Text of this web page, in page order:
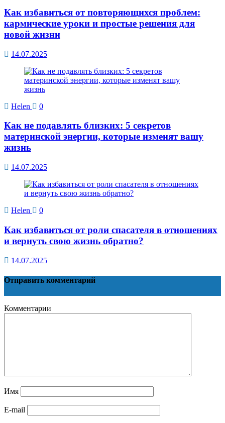
Как избавиться от повторяющихся проблем:
кармические уроки и простые решения для
новой жизни
14.07.2025
Helen 0
Как не подавлять близких: 5 секретов
материнской энергии, которые изменят вашу
жизнь
14.07.2025
Helen 0
Как избавиться от роли спасателя в отношениях
и вернуть свою жизнь обратно?
14.07.2025
Отправить комментарий
Комментарии
Имя
E-mail